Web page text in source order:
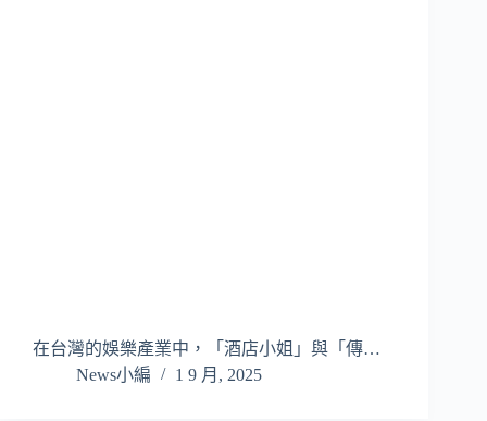
在台灣的娛樂產業中，「酒店小姐」與「傳…
News小編
1 9 月, 2025